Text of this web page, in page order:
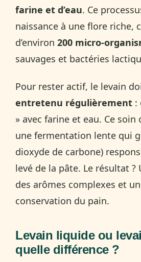
farine et d’eau. Ce
naissance à une flore riche,
d’environ 200 micro-
sauvages et bactéries
Pour rester actif, le levain
entretenu régulièrement :
» avec farine et eau. Ce
une fermentation lente qui
dioxyde de carbone)
levé de la pâte. Le résultat ?
des arômes complexes et
conservation du pain.
Levain liquide ou
quelle différence ?